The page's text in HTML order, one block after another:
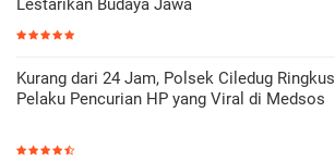
Lestarikan Budaya Jawa
Kurang dari 24 Jam, Polsek Ciledug Ringkus
Pelaku Pencurian HP yang Viral di Medsos